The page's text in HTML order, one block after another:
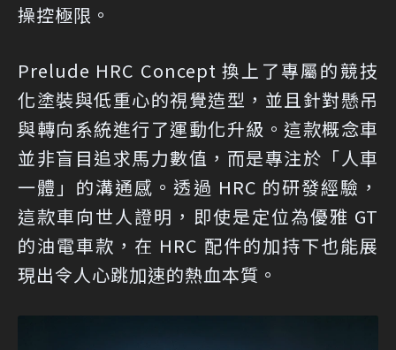
操控極限。
Prelude HRC Concept 換上了專屬的競技
化塗裝與低重心的視覺造型，並且針對懸吊
與轉向系統進行了運動化升級。這款概念車
並非盲目追求馬力數值，而是專注於「人車
一體」的溝通感。透過 HRC 的研發經驗，
這款車向世人證明，即使是定位為優雅 GT
的油電車款，在 HRC 配件的加持下也能展
現出令人心跳加速的熱血本質。